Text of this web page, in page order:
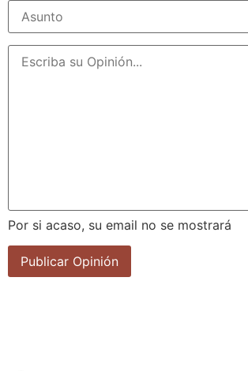
Por si acaso, su email no se mostrará